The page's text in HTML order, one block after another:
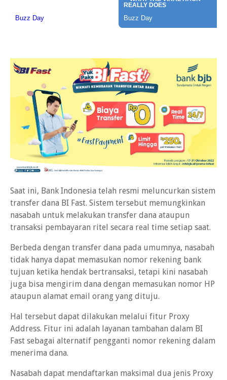
Saat ini, Bank Indonesia telah resmi meluncurkan sistem
transfer dana BI Fast. Sistem tersebut memungkinkan
nasabah untuk melakukan transfer dana ataupun
transaksi pembayaran ritel secara real time setiap saat.
Berbeda dengan transfer dana pada umumnya, nasabah
tidak hanya dapat memasukan nomor rekening bank
tujuan ketika hendak bertransaksi, tetapi kini nasabah
juga bisa mengirim dana dengan memasukan nomor HP
ataupun alamat email orang yang dituju.
Hal tersebut dapat dilakukan melalui fitur Proxy
Address. Fitur ini adalah layanan tambahan dalam BI
Fast sebagai alternatif pengganti nomor rekening dalam
menerima dana.
Nasabah dapat mendaftarkan maksimal dua jenis Proxy